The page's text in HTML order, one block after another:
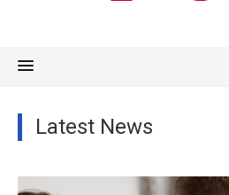
Latest News